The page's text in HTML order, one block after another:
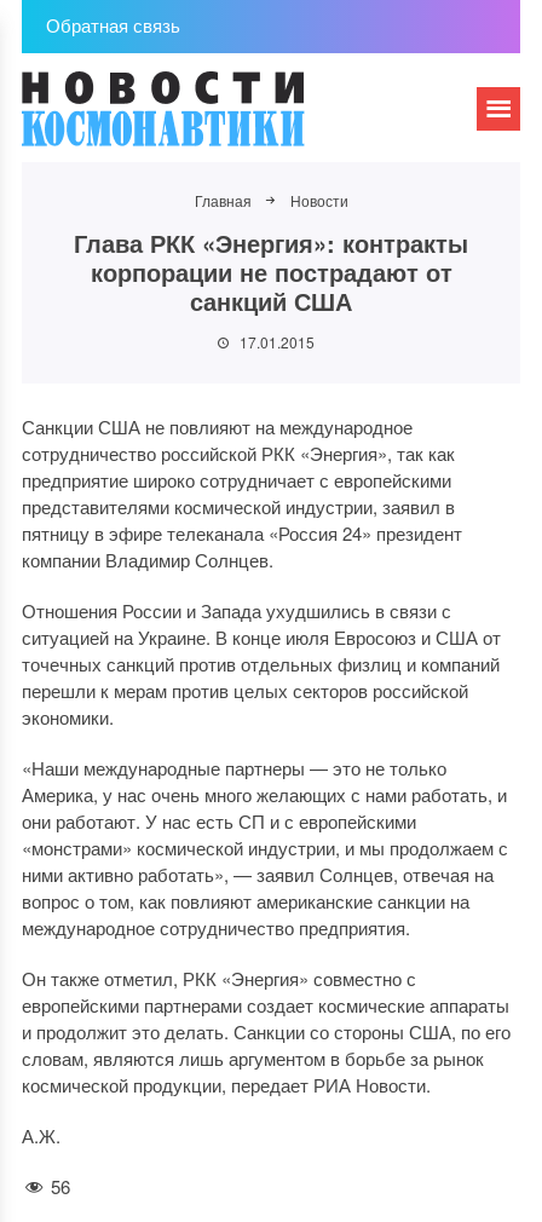
Обратная связь
Главная Новости
Глава РКК «Энергия»: контракты
корпорации не пострадают от
санкций США
17.01.2015
Санкции США не повлияют на международное
сотрудничество российской РКК «Энергия», так как
предприятие широко сотрудничает с европейскими
представителями космической индустрии, заявил в
пятницу в эфире телеканала «Россия 24» президент
компании Владимир Солнцев.
Отношения России и Запада ухудшились в связи с
ситуацией на Украине. В конце июля Евросоюз и США от
точечных санкций против отдельных физлиц и компаний
перешли к мерам против целых секторов российской
экономики.
«Наши международные партнеры — это не только
Америка, у нас очень много желающих с нами работать, и
они работают. У нас есть СП и с европейскими
«монстрами» космической индустрии, и мы продолжаем с
ними активно работать», — заявил Солнцев, отвечая на
вопрос о том, как повлияют американские санкции на
международное сотрудничество предприятия.
Он также отметил, РКК «Энергия» совместно с
европейскими партнерами создает космические аппараты
и продолжит это делать. Санкции со стороны США, по его
словам, являются лишь аргументом в борьбе за рынок
космической продукции, передает РИА Новости.
А.Ж.
56